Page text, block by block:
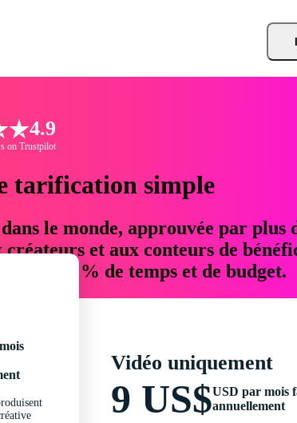
4.9
on Trustpilot
tarification simple
le monde, approuvée par plus
et aux conteurs de
76 % de temps et de budget.
Vidéo uniquement
9 US$USD par mois
annuellement